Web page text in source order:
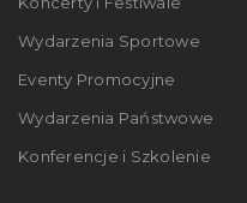
Wydarzenia Sportowe
Eventy Promocyjne
Wydarzenia Państwowe
Konferencje i Szkolenie